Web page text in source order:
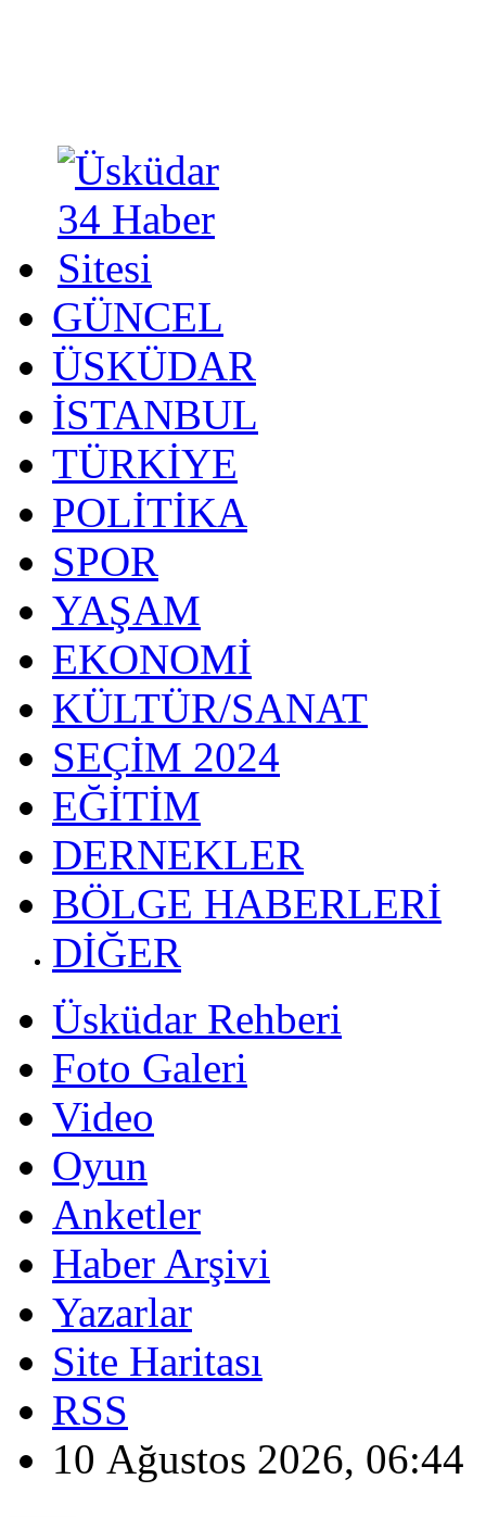
GÜNCEL
ÜSKÜDAR
İSTANBUL
TÜRKİYE
POLİTİKA
SPOR
YAŞAM
EKONOMİ
KÜLTÜR/SANAT
SEÇİM 2024
EĞİTİM
DERNEKLER
BÖLGE HABERLERİ
DİĞER
Üsküdar Rehberi
Foto Galeri
Video
Oyun
Anketler
Haber Arşivi
Yazarlar
Site Haritası
RSS
10 Ağustos 2026, 06:44